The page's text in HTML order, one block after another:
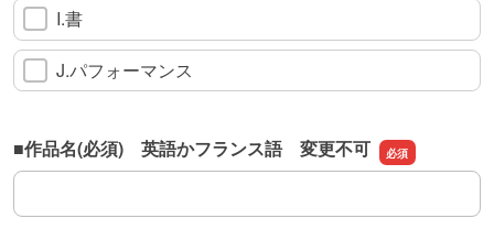
I.書
J.パフォーマンス
■作品名(必須) 英語かフランス語 変更不可
■作品名(必須) 英語かフランス語 変更不可